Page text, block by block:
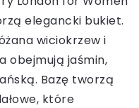
elegancki bukiet.
wiciokrzew i
obejmują jaśmin,
Bazę tworzą
które